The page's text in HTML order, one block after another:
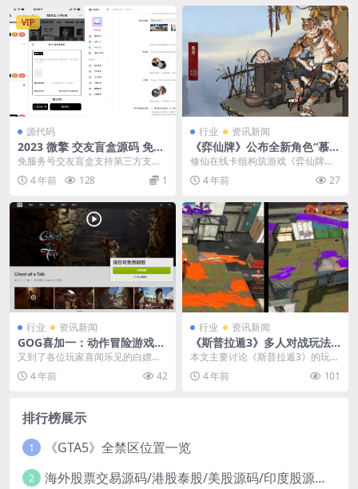
VIP
源代码
2023 微擎 交友盲盒源码 免服
务号版
免服务号交友盲盒支持第三方支
付，没有营业执照和认证的服务号
也可以完美运营 1.同...
4 年前 128 1
行业 资讯新闻
《弈仙牌》公布全新角色“慕
虎” 1月18日上线
修仙在线卡组构筑游戏《弈仙牌》
公布了全新角色“慕虎”，它将于1月
18日正式上线。...
4 年前 27
行业 资讯新闻
GOG喜加一：动作冒险游戏
《精灵鼠传说》限时免费领
又到了各位玩家喜闻乐见的白嫖时
间了！现在玩家们可以在GOG平台
免费领取动作冒险游...
4 年前 42
行业 资讯新闻
《斯普拉遁3》多人对战玩法
及其对关卡设计的影响
本文主要讨论《斯普拉遁3》的玩法
设计，并围绕玩法比较该游戏与传
统射击游戏在战斗体...
4 年前 101
排行榜展示
1 《GTA5》全禁区位置一览
2 海外股票交易源码/港股泰股/美股源码/印度股源码/马拉西亚股票源码/国际股票配资